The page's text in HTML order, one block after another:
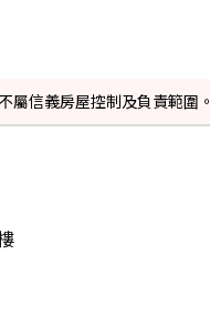
信義房屋控制及負責範圍。